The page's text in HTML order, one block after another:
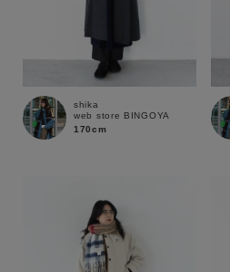
shika
web store BINGOYA
170cm